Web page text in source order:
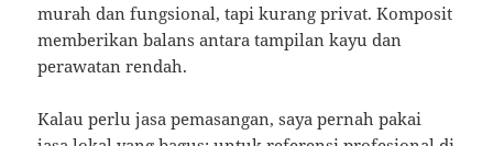
murah dan fungsional, tapi kurang privat. Komposit
memberikan balans antara tampilan kayu dan
perawatan rendah.
Kalau perlu jasa pemasangan, saya pernah pakai